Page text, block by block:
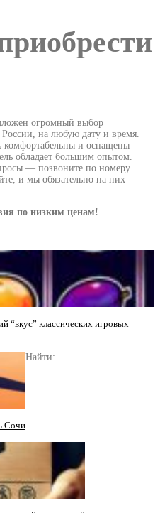
огромный выбор
на любую дату и время.
комфортабельны и оснащены
обладает большим опытом.
— позвоните по номеру
и мы обязательно на них
по низким ценам!
“вкус” классических игровых
Сочи
Найти: